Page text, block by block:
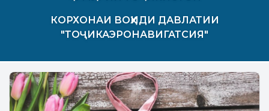
КОРХОНАИ ВОҲИДИ ДАВЛАТИИ
"ТОҶИКАЭРОНАВИГАТСИЯ"